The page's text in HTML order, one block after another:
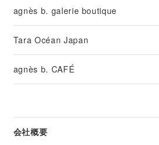
agnès b. galerie boutique
Tara Océan Japan
agnès b. CAFÉ
会社概要